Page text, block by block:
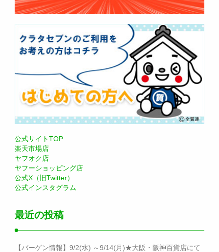
公式サイトTOP
楽天市場店
ヤフオク店
ヤフーショッピング店
公式X（旧Twitter）
公式インスタグラム
最近の投稿
【バーゲン情報】9/2(水) ～9/14(月)★大阪・阪神百貨店にて